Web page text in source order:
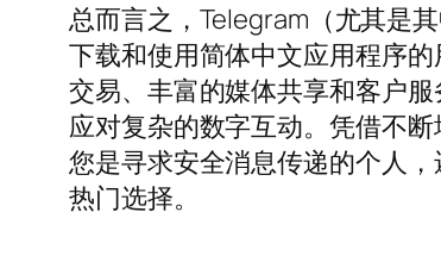
总而言之，Telegram（尤其是
下载和使用简体中文应用程序
交易、丰富的媒体共享和客户
应对复杂的数字互动。凭借不
您是寻求安全消息传递的个人
热门选择。